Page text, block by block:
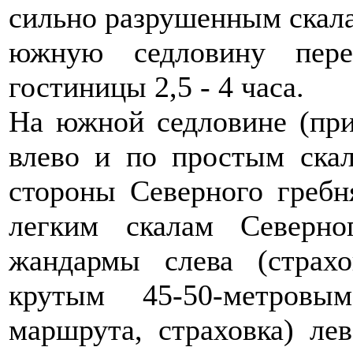
сильно разрушенным
южную седловину
гостиницы 2,5 - 4 часа.
На южной седловине
влево и по простым
стороны Северного
легким скалам
жандармы слева
крутым 45-50-
маршрута, страховка)